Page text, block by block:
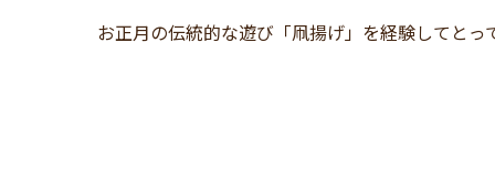
お正月の伝統的な遊び「凧揚げ」を経験してとっ